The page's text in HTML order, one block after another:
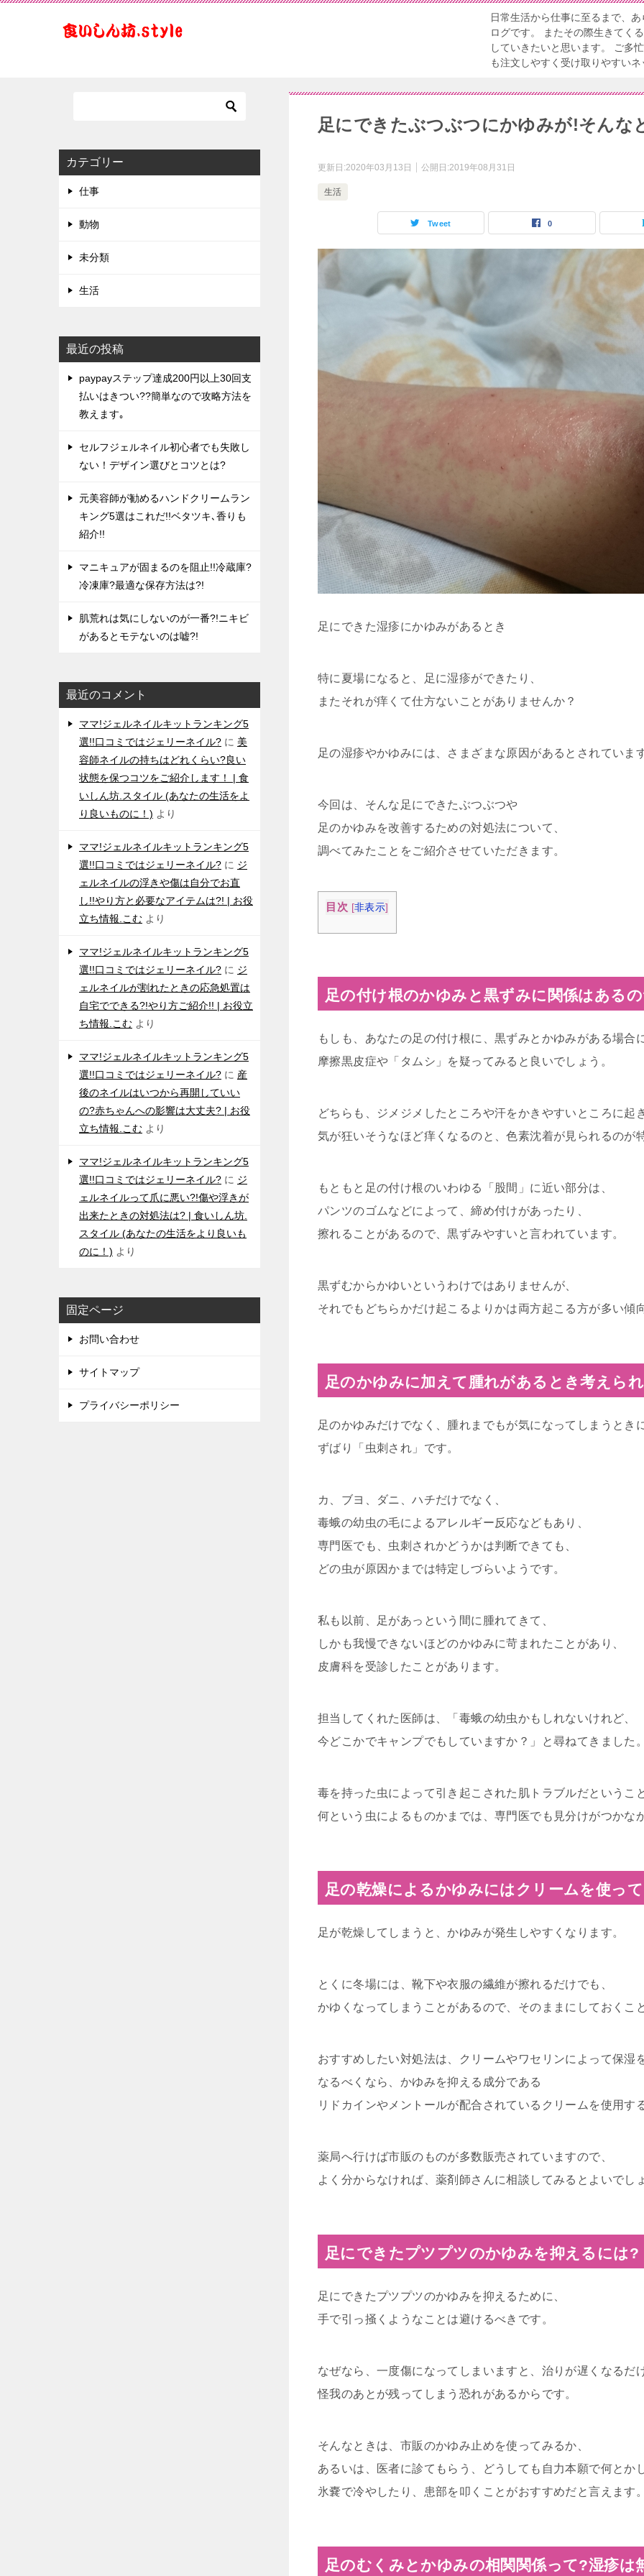
日常生活から仕事に至るまで、
ログです。 またその際生きてく
していきたいと思います。 ご多
も注文しやすく受け取りやすい
足にできたぶつぶつにかゆみが!そんな
更新日:2020年03月13日 公開日:2019年08月31日
生活
Tweet 0
足にできた湿疹にかゆみがあるとき
特に夏場になると、足に湿疹ができたり、
またそれが痒くて仕方ないことがありませんか？
足の湿疹やかゆみには、さまざまな原因があるとされていま
今回は、そんな足にできたぶつぶつや
足のかゆみを改善するための対処法について、
調べてみたことをご紹介させていただきます。
目次 [非表示]
足の付け根のかゆみと黒ずみに関係はある
もしも、あなたの足の付け根に、黒ずみとかゆみがある場合
摩擦黒皮症や「タムシ」を疑ってみると良いでしょう。
どちらも、ジメジメしたところや汗をかきやすいところに起
気が狂いそうなほど痒くなるのと、色素沈着が見られるのが
もともと足の付け根のいわゆる「股間」に近い部分は、
パンツのゴムなどによって、締め付けがあったり、
擦れることがあるので、黒ずみやすいと言われています。
黒ずむからかゆいというわけではありませんが、
それでもどちらかだけ起こるよりかは両方起こる方が多い傾
足のかゆみに加えて腫れがあるとき考えら
足のかゆみだけでなく、腫れまでもが気になってしまうとき
ずばり「虫刺され」です。
カ、ブヨ、ダニ、ハチだけでなく、
毒蛾の幼虫の毛によるアレルギー反応などもあり、
専門医でも、虫刺されかどうかは判断できても、
どの虫が原因かまでは特定しづらいようです。
私も以前、足があっという間に腫れてきて、
しかも我慢できないほどのかゆみに苛まれたことがあり、
皮膚科を受診したことがあります。
担当してくれた医師は、「毒蛾の幼虫かもしれないけれど、
今どこかでキャンプでもしていますか？」と尋ねてきました
毒を持った虫によって引き起こされた肌トラブルだというこ
何という虫によるものかまでは、専門医でも見分けがつかな
足の乾燥によるかゆみにはクリームを使っ
足が乾燥してしまうと、かゆみが発生しやすくなります。
とくに冬場には、靴下や衣服の繊維が擦れるだけでも、
かゆくなってしまうことがあるので、そのままにしておくこ
おすすめしたい対処法は、クリームやワセリンによって保湿
なるべくなら、かゆみを抑える成分である
リドカインやメントールが配合されているクリームを使用す
薬局へ行けば市販のものが多数販売されていますので、
よく分からなければ、薬剤師さんに相談してみるとよいでし
足にできたプツプツのかゆみを抑えるには?
足にできたプツプツのかゆみを抑えるために、
手で引っ掻くようなことは避けるべきです。
なぜなら、一度傷になってしまいますと、治りが遅くなるだ
怪我のあとが残ってしまう恐れがあるからです。
そんなときは、市販のかゆみ止めを使ってみるか、
あるいは、医者に診てもらう、どうしても自力本願で何とか
氷嚢で冷やしたり、患部を叩くことがおすすめだと言えます
足のむくみとかゆみの相関関係って?湿疹は
カテゴリー
仕事
動物
未分類
生活
最近の投稿
paypayステップ達成200円以上30回支
払いはきつい??簡単なので攻略方法を
教えます｡
セルフジェルネイル初心者でも失敗し
ない！デザイン選びとコツとは?
元美容師が勧めるハンドクリームラン
キング5選はこれだ!!ベタツキ､香りも
紹介!!
マニキュアが固まるのを阻止!!冷蔵庫?
冷凍庫?最適な保存方法は?!
肌荒れは気にしないのが一番?!ニキビ
があるとモテないのは嘘?!
最近のコメント
ママ!ジェルネイルキットランキング5
選!!口コミではジェリーネイル? に 美
容師ネイルの持ちはどれくらい?良い
状態を保つコツをご紹介します！ | 食
いしん坊.スタイル (あなたの生活をよ
り良いものに！) より
ママ!ジェルネイルキットランキング5
選!!口コミではジェリーネイル? に ジ
ェルネイルの浮きや傷は自分でお直
し!!やり方と必要なアイテムは?! | お役
立ち情報.こむ より
ママ!ジェルネイルキットランキング5
選!!口コミではジェリーネイル? に ジ
ェルネイルが割れたときの応急処置は
自宅でできる?!やり方ご紹介!! | お役立
ち情報.こむ より
ママ!ジェルネイルキットランキング5
選!!口コミではジェリーネイル? に 産
後のネイルはいつから再開していい
の?赤ちゃんへの影響は大丈夫? | お役
立ち情報.こむ より
ママ!ジェルネイルキットランキング5
選!!口コミではジェリーネイル? に ジ
ェルネイルって爪に悪い?!傷や浮きが
出来たときの対処法は? | 食いしん坊.
スタイル (あなたの生活をより良いも
のに！) より
固定ページ
お問い合わせ
サイトマップ
プライバシーポリシー